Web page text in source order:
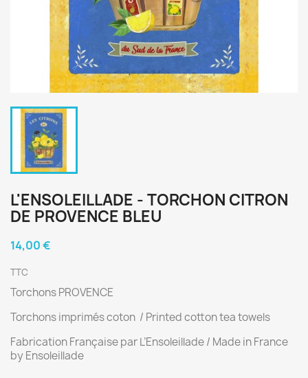
L'ENSOLEILLADE - TORCHON CITRON
DE PROVENCE BLEU
14,00 €
TTC
Torchons PROVENCE
Torchons imprimés coton / Printed cotton tea towels
Fabrication Française par L’Ensoleillade / Made in France
by Ensoleillade